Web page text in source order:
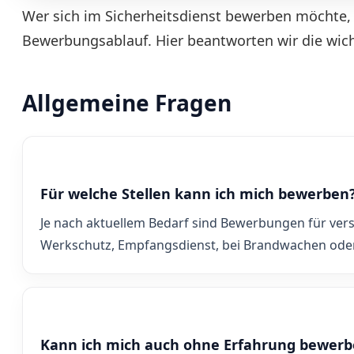
Wer sich im Sicherheitsdienst bewerben
Bewerbungsablauf. Hier beantworten wir die
Allgemeine Fragen
Für welche Stellen kann ich mich
Je nach aktuellem Bedarf sind Bewerbungen für
Werkschutz, Empfangsdienst, bei Brandwachen
Kann ich mich auch ohne Erfahrung